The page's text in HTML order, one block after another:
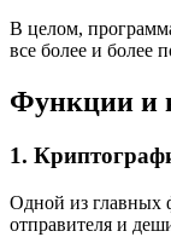
В целом,
все более и более
Функции и
1.
Одной из главных
отправителя и